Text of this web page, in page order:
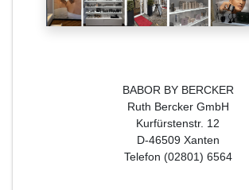
BABOR BY BERCKER
Ruth Bercker GmbH
Kurfürstenstr. 12
D-46509 Xanten
Telefon (02801) 6564